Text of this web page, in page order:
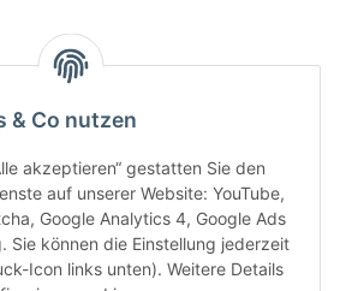
& Co nutzen
akzeptieren“ gestatten Sie den
auf unserer Website: YouTube,
Google Analytics 4, Google Ads
Sie können die Einstellung jederzeit
Icon links unten). Weitere Details